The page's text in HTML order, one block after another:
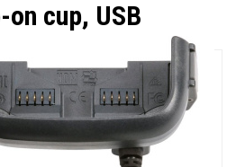
on cup, USB